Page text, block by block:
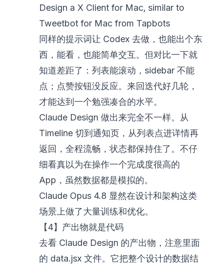
Design a X Client for Mac, similar to
Tweetbot for Mac from Tapbots
同样的提示词让 Codex 去做，也能出个东
西，能看，也能简单交互。但对比一下就
知道差距了：列表能滚动，sidebar 不能
点；点赞按钮没反应。来回迭代好几轮，
才能达到一个勉强凑合的水平。
Claude Design 做出来完全不一样。从
Timeline 切到通知页，从列表点进详情再
返回，全程流畅，状态都保持住了。不仔
细看真以为在操作一个完成度很高的
App，虽然数据都是模拟的。
Claude Opus 4.8 显然在设计和架构这类
场景上做了大量训练和优化。
【4】产出物就是代码
去看 Claude Design 的产出物，注意里面
的 data.jsx 文件。它把整个设计的数据结